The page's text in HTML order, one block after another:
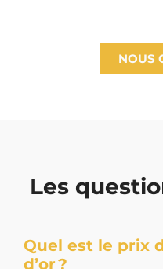
NOUS
Les
Quel est le prix
d’or ?